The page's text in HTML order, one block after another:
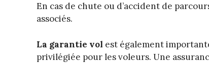
En cas de chute ou d’accident de
associés.
La garantie vol est également
privilégiée pour les voleurs. Une